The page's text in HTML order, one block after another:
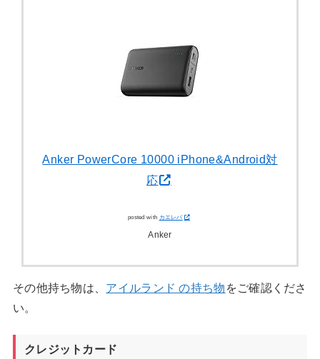
Anker PowerCore 10000 iPhone&Android対
応
posted with カエレバ
Anker
その他持ち物は、 アイルランド の持ち物 をご確認くださ
い。
クレジットカード